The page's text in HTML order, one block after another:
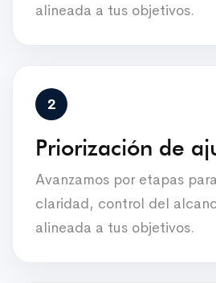
alineada a tus objetivos.
Priorización de
Avanzamos por etapas
claridad, control del
alineada a tus objetivos.